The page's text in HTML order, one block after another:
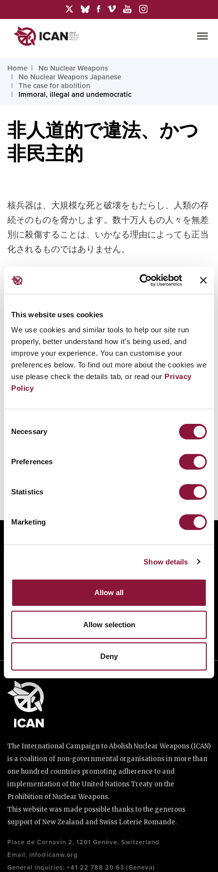
This website uses cookies
We use cookies and similar tools to help our site run
properly, better understand how it’s being used, and
improve your experience. You can customise your
preferences below. To find out more about the cookies we
use please check the details tab, or read our Privacy
Policy
Selection
Necessary
Preferences
Statistics
Marketing
Show details
Allow all
Allow selection
Deny
Home
No Nuclear Weapons
No Nuclear Weapons Japanese
The case for abolition
Immoral, illegal and undemocratic
非人道的で違法、かつ
非民主的
核兵器は、大規模な死と破壊をもたらし、人類の存
続そのものを脅かします。数十万人もの人々を無差
別に殺傷することは、いかなる理由によっても正当
化されるものではありません。
核兵器が使用されれば、国際法に違反し、最も重大
な戦争犯罪
にあたると考えられています。このよ
いは戦略的目的にかなうものとはいえません。
世界各地、とりわけ核保有国においても、世論調査
は核廃絶への強い支持を示しています。それにもか
かわらず、核兵器の開発や増強を続ける政府のあり
方は、市民の意思や利益と一致していないと指摘さ
これらの最も恐ろしい兵器がなくなることで、世界
のすべての人々が恩恵を受けることにつながりま
DONATE
The International Campaign to Abolish Nuclear Weapons (ICAN)
is a coalition of non-governmental organisations in more than
one hundred countries promoting adherence to and
implementation of the United Nations Treaty on the
Prohibition of Nuclear Weapons.
This website was made possible thanks to the generous
support of New Zealand and Swiss Loterie Romande.
Place de Cornavin 2, 1201 Genève, Switzerland
Email: info@icanw.org
General inquiries: +41 22 788 20 63 (Geneva)